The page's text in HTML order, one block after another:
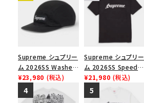
Supreme シュプリー
ム 2026SS Washed
Chino Twill Camp
Cap ウォッシュド チ
ノツイル キャンプキャ
¥23,980 (税込)
Supreme シュプリー
ム 2026SS Speed
Tee スピードTシャツ
ブラック
¥21,980 (税込)